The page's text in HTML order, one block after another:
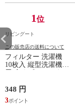
1位
リビングート
この販売店の送料について
フィルター 洗濯機
10枚入 縦型洗濯機専
ミ取り 糸くず ゴミ
使い捨て 抗菌 洗濯
くず取り 排水口 ご
348 円
3